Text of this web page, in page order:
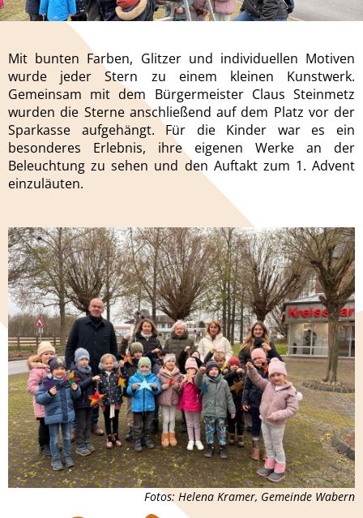
Mit bunten Farben, Glitzer und individuellen Motiven
wurde jeder Stern zu einem kleinen Kunstwerk.
Gemeinsam mit dem Bürgermeister Claus Steinmetz
wurden die Sterne anschließend auf dem Platz vor der
Sparkasse aufgehängt. Für die Kinder war es ein
besonderes Erlebnis, ihre eigenen Werke an der
Beleuchtung zu sehen und den Auftakt zum 1. Advent
einzuläuten.
Fotos: Helena Kramer, Gemeinde Wabern